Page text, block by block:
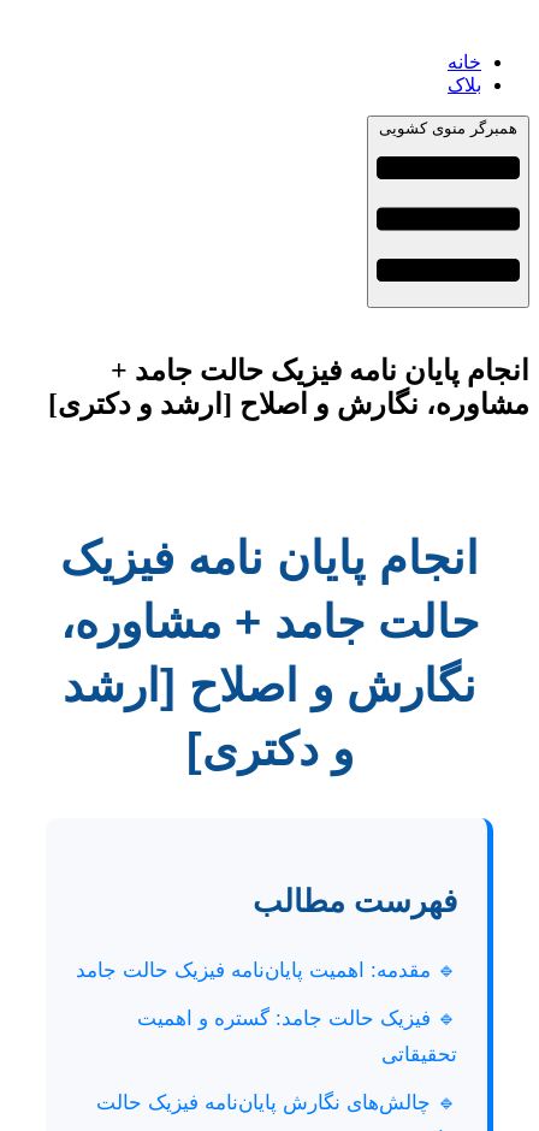
خانه
بلاک
همبرگر منوی کشویی
پایان نامه فیزیک حالت جامد +
نگارش و اصلاح [ارشد و دکتری]
انجام پایان نامه فیزیک
حالت جامد + مشاوره،
نگارش و اصلاح [ارشد
و دکتری]
فهرست مطالب
🔹 مقدمه: اهمیت پایان‌نامه فیزیک حالت جامد
🔹 فیزیک حالت جامد: گستره و اهمیت
تحقیقاتی
🔹 چالش‌های نگارش پایان‌نامه فیزیک حالت